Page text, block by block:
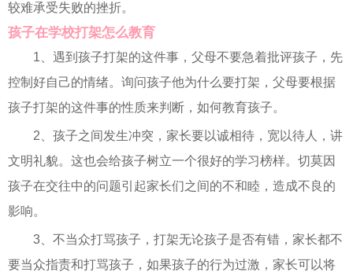
较难承受失败的挫折。
孩子在学校打架怎么教育
1、遇到孩子打架的这件事，父母不要急着批评孩子，先
控制好自己的情绪。询问孩子他为什么要打架，父母要根据
孩子打架的这件事的性质来判断，如何教育孩子。
2、孩子之间发生冲突，家长要以诚相待，宽以待人，讲
文明礼貌。这也会给孩子树立一个很好的学习榜样。切莫因
孩子在交往中的问题引起家长们之间的不和睦，造成不良的
影响。
3、不当众打骂孩子，打架无论孩子是否有错，家长都不
要当众指责和打骂孩子，如果孩子的行为过激，家长可以将